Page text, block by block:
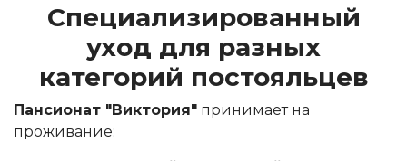
Специализированный
уход для разных
категорий постояльцев
Пансионат "Виктория" принимает на
проживание: